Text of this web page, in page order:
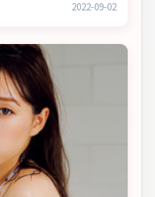
2022-09-02